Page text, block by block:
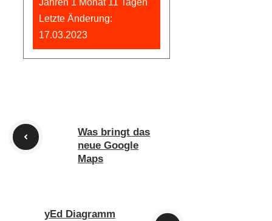
Jahren 1 Monat 11 Tagen
Letzte Änderung:
17.03.2023
Was bringt das
neue Google
Maps
yEd Diagramm